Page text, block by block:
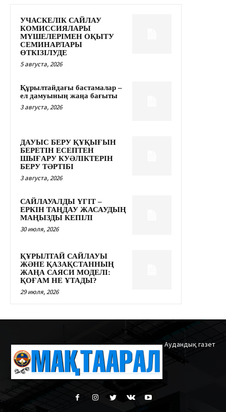
УЧАСКЕЛІК САЙЛАУ
КОМИССИЯЛАРЫ
МҮШЕЛЕРІМЕН ОҚЫТУ
СЕМИНАРЛАРЫ
ӨТКІЗІЛУДЕ
5 августа, 2026
Құрылтайдағы бастамалар –
ел дамуының жаңа бағыты
3 августа, 2026
ДАУЫС БЕРУ ҚҰҚЫҒЫН
БЕРЕТІН ЕСЕПТЕН
ШЫҒАРУ КУӘЛІКТЕРІН
БЕРУ ТӘРТІБІ
3 августа, 2026
САЙЛАУАЛДЫ ҮГІТ –
ЕРКІН ТАҢДАУ ЖАСАУДЫҢ
МАҢЫЗДЫ КЕПІЛІ
30 июля, 2026
ҚҰРЫЛТАЙ САЙЛАУЫ
ЖӘНЕ ҚАЗАҚСТАННЫҢ
ЖАҢА САЯСИ МОДЕЛІ:
ҚОҒАМ НЕ ҰТАДЫ?
29 июля, 2026
Аудандық газет